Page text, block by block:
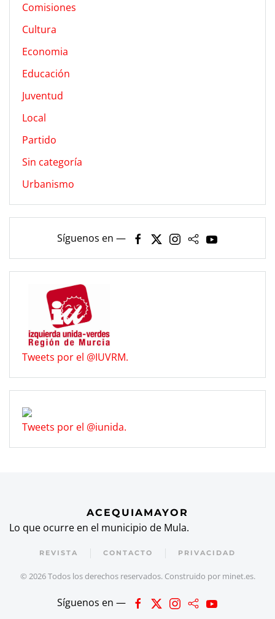
Comisiones
Cultura
Economia
Educación
Juventud
Local
Partido
Sin categoría
Urbanismo
Síguenos en —
Tweets por el @IUVRM.
Tweets por el @iunida.
ACEQUIAMAYOR
Lo que ocurre en el municipio de Mula.
REVISTA CONTACTO PRIVACIDAD
© 2026Todos los derechos reservados. Construido por minet.es.
Síguenos en —